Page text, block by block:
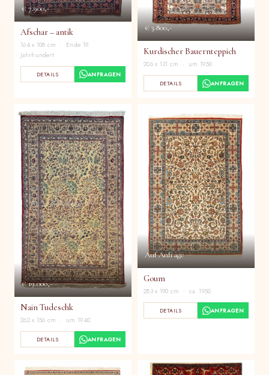
€ 7.900,-
Afschar – antik
164 x 108 cm · Ende 19.
Jahrhundert
DETAILS ANFRAGEN
€ 3.800,-
Kurdischer Bauernteppich
206 x 131 cm · um 1950
DETAILS ANFRAGEN
€ 19.000,-
Nain Tudeschk
262 x 156 cm · um 1940
DETAILS ANFRAGEN
Auf Anfrage
Goum
283 x 190 cm · ca. 1950
DETAILS ANFRAGEN